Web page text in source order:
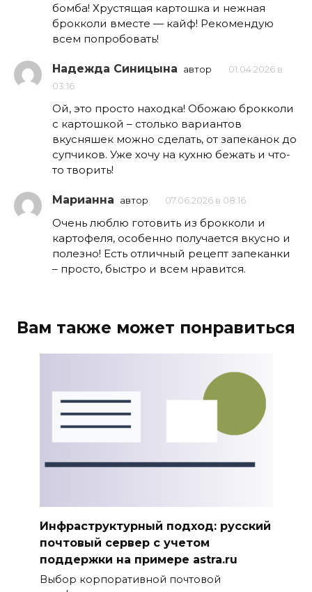
бомба! Хрустящая картошка и нежная
брокколи вместе — кайф! Рекомендую
всем попробовать!
Надежда Синицына автор
01.04.2026 в
03:16
Ой, это просто находка! Обожаю брокколи
с картошкой – столько вариантов
вкусняшек можно сделать, от запеканок до
супчиков. Уже хочу на кухню бежать и что-
то творить!
Марианна автор 07.06.2026 в 08:16
Очень люблю готовить из брокколи и
картофеля, особенно получается вкусно и
полезно! Есть отличный рецепт запеканки
– просто, быстро и всем нравится.
Вам также может понравиться
Инфраструктурный подход: русский
почтовый сервер с учетом
поддержки на примере astra.ru
Выбор корпоративной почтовой